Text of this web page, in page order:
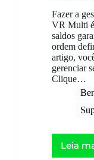
Fazer a
VR Multi é
saldos
ordem
artigo,
gerenciar
Clique…
Leia